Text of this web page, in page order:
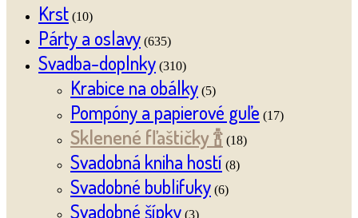
Krst (10)
Párty a oslavy (635)
Svadba-doplnky (310)
Krabice na obálky (5)
Pompóny a papierové guľe (17)
Sklenené fľaštičky 🍾 (18)
Svadobná kniha hostí (8)
Svadobné bublifuky (6)
Svadobné šípky (3)